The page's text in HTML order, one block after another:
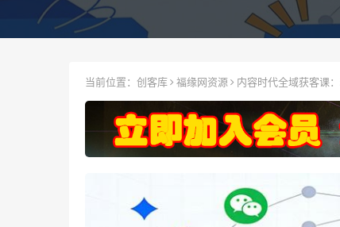
当前位置： 创客库 福缘网资源 内容时代全域获客课